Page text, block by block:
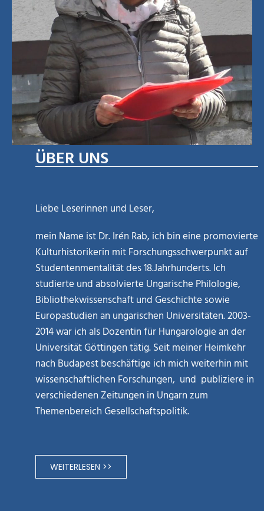
ÜBER UNS
Liebe Leserinnen und Leser,
mein Name ist Dr. Irén Rab, ich bin eine promovierte
Kulturhistorikerin mit Forschungsschwerpunkt auf
Studentenmentalität des 18.Jahrhunderts. Ich
studierte und absolvierte Ungarische Philologie,
Bibliothekwissenschaft und Geschichte sowie
Europastudien an ungarischen Universitäten. 2003-
2014 war ich als Dozentin für Hungarologie an der
Universität Göttingen tätig. Seit meiner Heimkehr
nach Budapest beschäftige ich mich weiterhin mit
wissenschaftlichen Forschungen, und publiziere in
verschiedenen Zeitungen in Ungarn zum
Themenbereich Gesellschaftspolitik.
WEITERLESEN >>